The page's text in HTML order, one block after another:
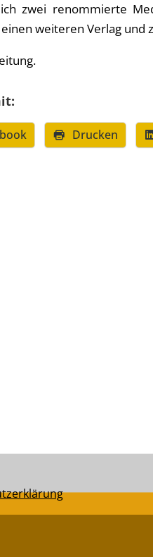
zwei renommierte
weiteren Verlag und
Drucken